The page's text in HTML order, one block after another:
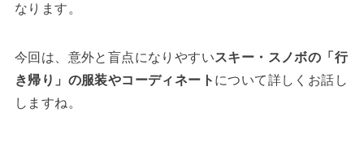
なります。
今回は、意外と盲点になりやすいスキー・スノボの「行
き帰り」の服装やコーディネート について詳しくお話し
しますね。